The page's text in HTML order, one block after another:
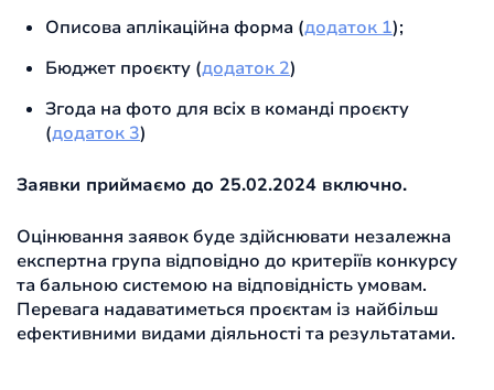
Описова аплікаційна форма (додаток 1);
Бюджет проєкту (додаток 2)
Згода на фото для всіх в команді проєкту
(додаток 3)
Заявки приймаємо до 25.02.2024 включно.
Оцінювання заявок буде здійснювати незалежна
експертна група відповідно до критеріїв конкурсу
та бальною системою на відповідність умовам.
Перевага надаватиметься проєктам із найбільш
ефективними видами діяльності та результатами.